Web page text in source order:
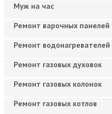
Муж на час
Ремонт варочных панелей
Ремонт водонагревателей
Ремонт газовых духовок
Ремонт газовых колонок
Ремонт газовых котлов